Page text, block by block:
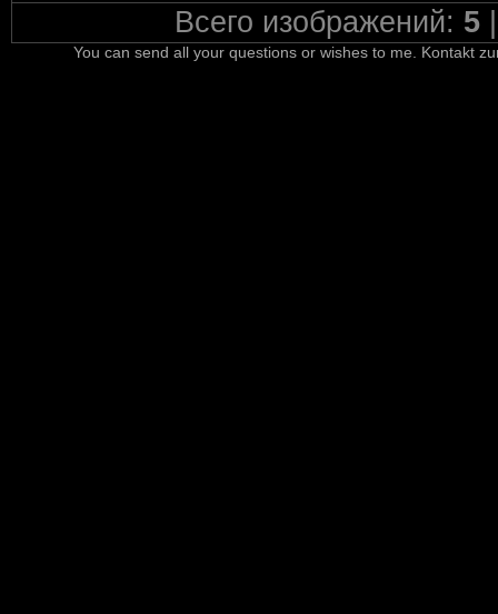
Всего изображений: 5
You can send all your questions or wishes to me. Kontakt